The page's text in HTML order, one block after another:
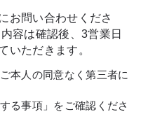
お問い合わせくださ
容は確認後、3営業日
いただきます。
本人の同意なく第三者に
る事項」をご確認くださ